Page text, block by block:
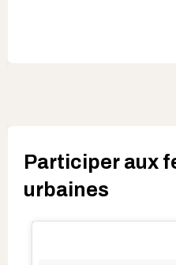
Participer aux
urbaines